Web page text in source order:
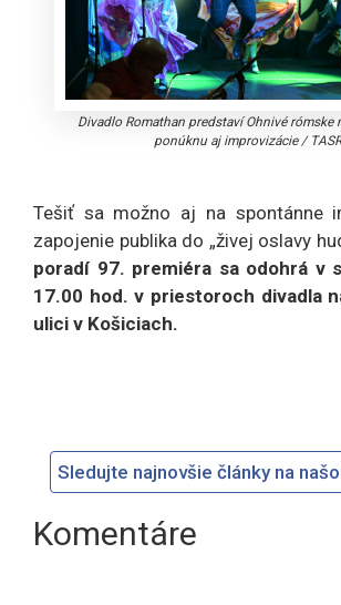
Divadlo Romathan predstaví Ohnivé rómske
ponúknu aj improvizácie/ TASR
Tešiť sa možno aj na spontánne
zapojenie publika do „živej oslavy
poradí 97. premiéra sa odohrá v
17.00 hod. v priestoroch divadla
ulici v Košiciach.
Sledujte najnovšie články na
Komentáre